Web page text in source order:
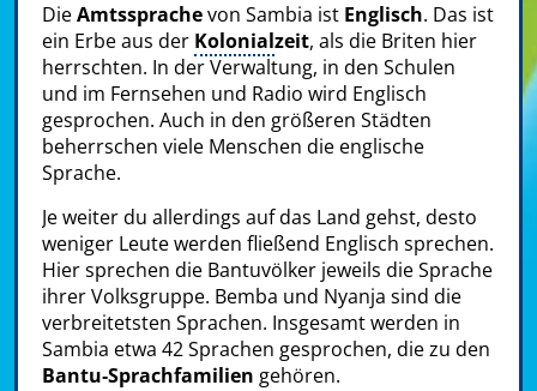
DieAmtssprachevon Sambia ist Englisch. Das ist
ein Erbe aus der Kolonialzeit, als die Briten hier
herrschten. In der Verwaltung, in den Schulen
und im Fernsehen und Radio wird Englisch
gesprochen. Auch in den größeren Städten
beherrschen viele Menschen die englische
Sprache.
Je weiter du allerdings auf das Land gehst, desto
weniger Leute werden fließend Englisch sprechen.
Hier sprechen die Bantuvölker jeweils die Sprache
ihrer Volksgruppe. Bemba und Nyanja sind die
verbreitetsten Sprachen. Insgesamt werden in
Sambia etwa 42 Sprachen gesprochen, die zu den
Bantu‑Sprachfamilien gehören.